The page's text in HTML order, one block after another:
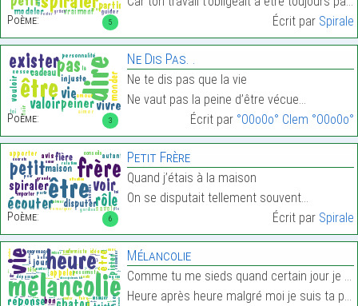
5
Poème:
Écrit par Spirale
3
Poème:
Ne Dis Pas. .
Ne te dis pas que la vie
Ne vaut pas la peine d’être vécue…
Écrit par °O0o0o° Clem °O0o0o°
6
Poème:
Petit Frère
Quand j’étais à la maison
On se disputait tellement souvent…
Écrit par Spirale
Mélancolie
Comme tu me sieds quand certain jour je suis trist
Heure après heure malgré moi je suis ta piste…